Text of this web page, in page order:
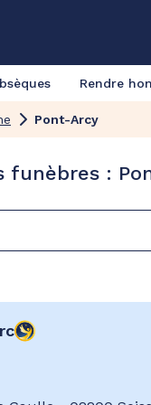
Rendre
Pont-Arcy
funèbres :